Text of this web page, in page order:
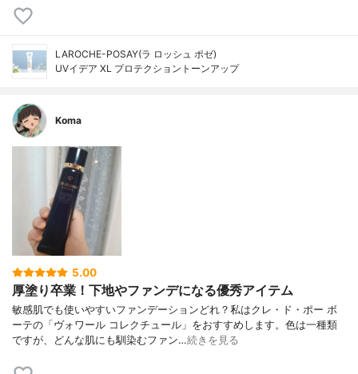
LAROCHE-POSAY(ラ ロッシュ ポゼ)
UVイデア XL プロテクショントーンアップ
Koma
5.00
厚塗り卒業！下地やファンデになる優秀アイテム
敏感肌でも使いやすいファンデーションどれ？私はクレ・ド・ポー ボ
ーテの「ヴォワール コレクチュール」をおすすめします。色は一種類
ですが、どんな肌にも馴染むファン…続きを見る